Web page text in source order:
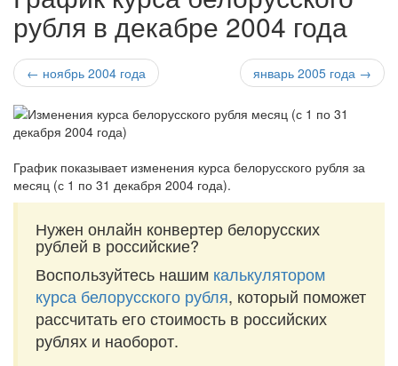
рубля в декабре 2004 года
← ноябрь 2004 года январь 2005 года →
График показывает изменения курса белорусского рубля за
месяц (с 1 по 31 декабря 2004 года).
Нужен онлайн конвертер белорусских
рублей в российские?
Воспользуйтесь нашим калькулятором
курса белорусского рубля, который поможет
рассчитать его стоимость в российских
рублях и наоборот.